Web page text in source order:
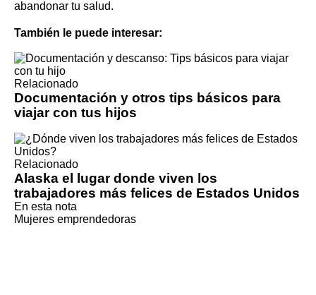
abandonar tu salud.
También le puede interesar:
Relacionado
Documentación y otros tips básicos para
viajar con tus hijos
Relacionado
Alaska el lugar donde viven los
trabajadores más felices de Estados Unidos
En esta nota
Mujeres emprendedoras